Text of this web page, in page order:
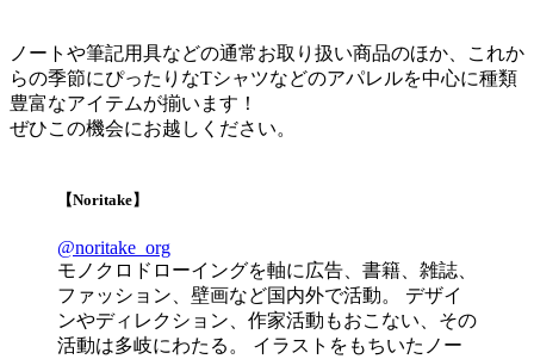
ノートや筆記用具などの通常お取り扱い商品のほか、これか
らの季節にぴったりなTシャツなどのアパレルを中心に種類
豊富なアイテムが揃います！
ぜひこの機会にお越しください。
【Noritake】
@noritake_org
モノクロドローイングを軸に広告、書籍、雑誌、
ファッション、壁画など国内外で活動。 デザイ
ンやディレクション、作家活動もおこない、その
活動は多岐にわたる。 イラストをもちいたノー